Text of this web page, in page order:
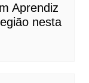
Aprendiz
nesta